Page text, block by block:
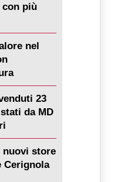
con più
nel
23
da MD
nuovi store
Cerignola